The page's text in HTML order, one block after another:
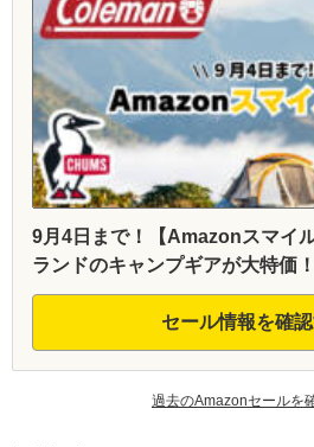
9月4日まで！【Amazonスマイ
ランドのキャンプギアが大特価！
セール情報を確認
過去のAmazonセールを